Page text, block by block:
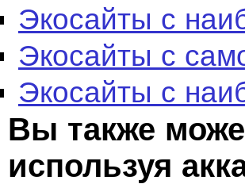
Экосайты с
Экосайты с
Экосайты с
Вы также
используя